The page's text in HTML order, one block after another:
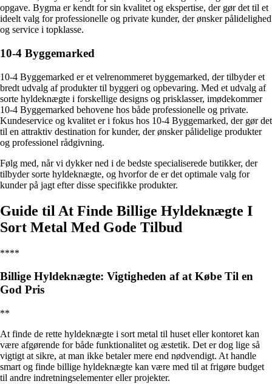
opgave. Bygma er kendt for sin kvalitet og ekspertise, der gør det til et
ideelt valg for professionelle og private kunder, der ønsker pålidelighed
og service i topklasse.
10-4 Byggemarked
10-4 Byggemarked er et velrenommeret byggemarked, der tilbyder et
bredt udvalg af produkter til byggeri og opbevaring. Med et udvalg af
sorte hyldeknægte i forskellige designs og prisklasser, imødekommer
10-4 Byggemarked behovene hos både professionelle og private.
Kundeservice og kvalitet er i fokus hos 10-4 Byggemarked, der gør det
til en attraktiv destination for kunder, der ønsker pålidelige produkter
og professionel rådgivning.
Følg med, når vi dykker ned i de bedste specialiserede butikker, der
tilbyder sorte hyldeknægte, og hvorfor de er det optimale valg for
kunder på jagt efter disse specifikke produkter.
Guide til At Finde Billige Hyldeknægte I
Sort Metal Med Gode Tilbud
****
Billige Hyldeknægte: Vigtigheden af at Købe Til en
God Pris
**
At finde de rette hyldeknægte i sort metal til huset eller kontoret kan
være afgørende for både funktionalitet og æstetik. Det er dog lige så
vigtigt at sikre, at man ikke betaler mere end nødvendigt. At handle
smart og finde billige hyldeknægte kan være med til at frigøre budget
til andre indretningselementer eller projekter.